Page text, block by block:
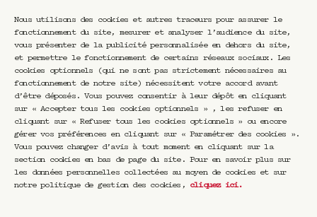
Nous utilisons des cookies et autres traceurs pour assurer le
fonctionnement du site, mesurer et analyser l’audience du site,
vous présenter de la publicité personnalisée en dehors du site,
et permettre le fonctionnement de certains réseaux sociaux. Les
cookies optionnels (qui ne sont pas strictement nécessaires au
fonctionnement de notre site) nécessitent votre accord avant
d’être déposés. Vous pouvez consentir à leur dépôt en cliquant
sur « Accepter tous les cookies optionnels » , les refuser en
cliquant sur « Refuser tous les cookies optionnels » ou encore
gérer vos préférences en cliquant sur « Paramétrer des cookies ».
Vous pouvez changer d’avis à tout moment en cliquant sur la
section cookies en bas de page du site. Pour en savoir plus sur
les données personnelles collectées au moyen de cookies et sur
notre politique de gestion des cookies, cliquez ici.
+33 1 46 51 85 42
Horaires
À propos
Légal